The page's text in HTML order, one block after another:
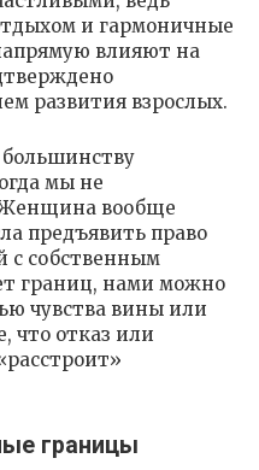
и гармоничные
влияют на
развития взрослых.
большинству
мы не
Женщина вообще
предъявить право
с собственным
границ, нами можно
чувства вины или
что отказ или
границы